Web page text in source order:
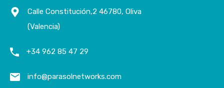
Calle Constitución,2 46780, Oliva
(Valencia)
+34 962 85 47 29
info@parasolnetworks.com